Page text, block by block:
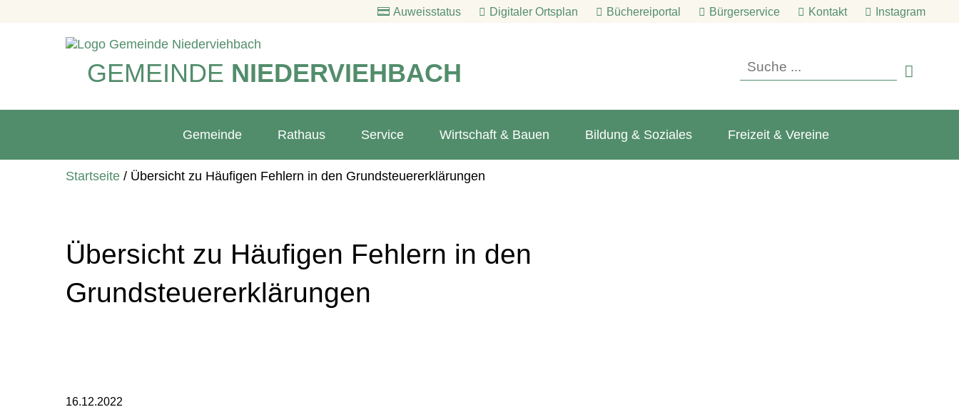
Auweisstatus Digitaler Ortsplan Büchereiportal Bürgerservice Kontakt Instagram

GEMEINDE NIEDERVIEHBACH
Gemeinde Rathaus Service Wirtschaft & Bauen Bildung & Soziales Freizeit & Vereine
Startseite / Übersicht zu Häufigen Fehlern in den Grundsteuererklärungen
Übersicht zu Häufigen Fehlern in den
Grundsteuererklärungen
16.12.2022